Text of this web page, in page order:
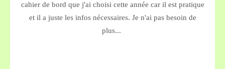
cahier de bord que j'ai choisi cette année car il est pratique
et il a juste les infos nécessaires. Je n'ai pas besoin de
plus...